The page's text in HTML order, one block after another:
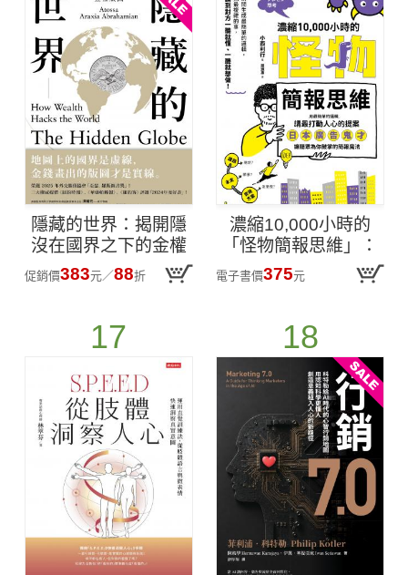
隱藏的世界：揭開隱
沒在國界之下的金權
版圖
促銷價383元／88折
濃縮10,000小時的
「怪物簡報思維」：
用最簡單的邏輯，講
最打動人心的提案──
為你鼓掌的簡報魔法
電子書價375元
17 18